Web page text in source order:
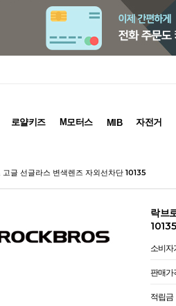
로얄키즈 M모터스 MIB 자전거
글 선글라스 변색렌즈 자외선차단 10135
락브
10135
소비자
판매가
적립금